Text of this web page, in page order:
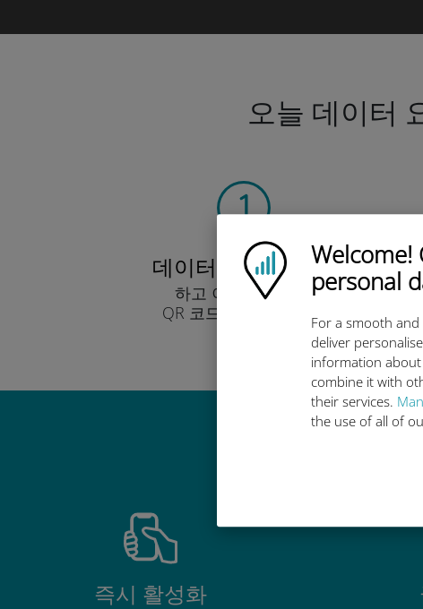
Ubigi logo
Welcome!
personal
For a smooth
deliver
information
combine it with
their services.
the use of all of
오늘 데이터
데이터 요금제 선택
하고 이메일을 통해
QR 코드로 받아보세요.
즉시 활성화